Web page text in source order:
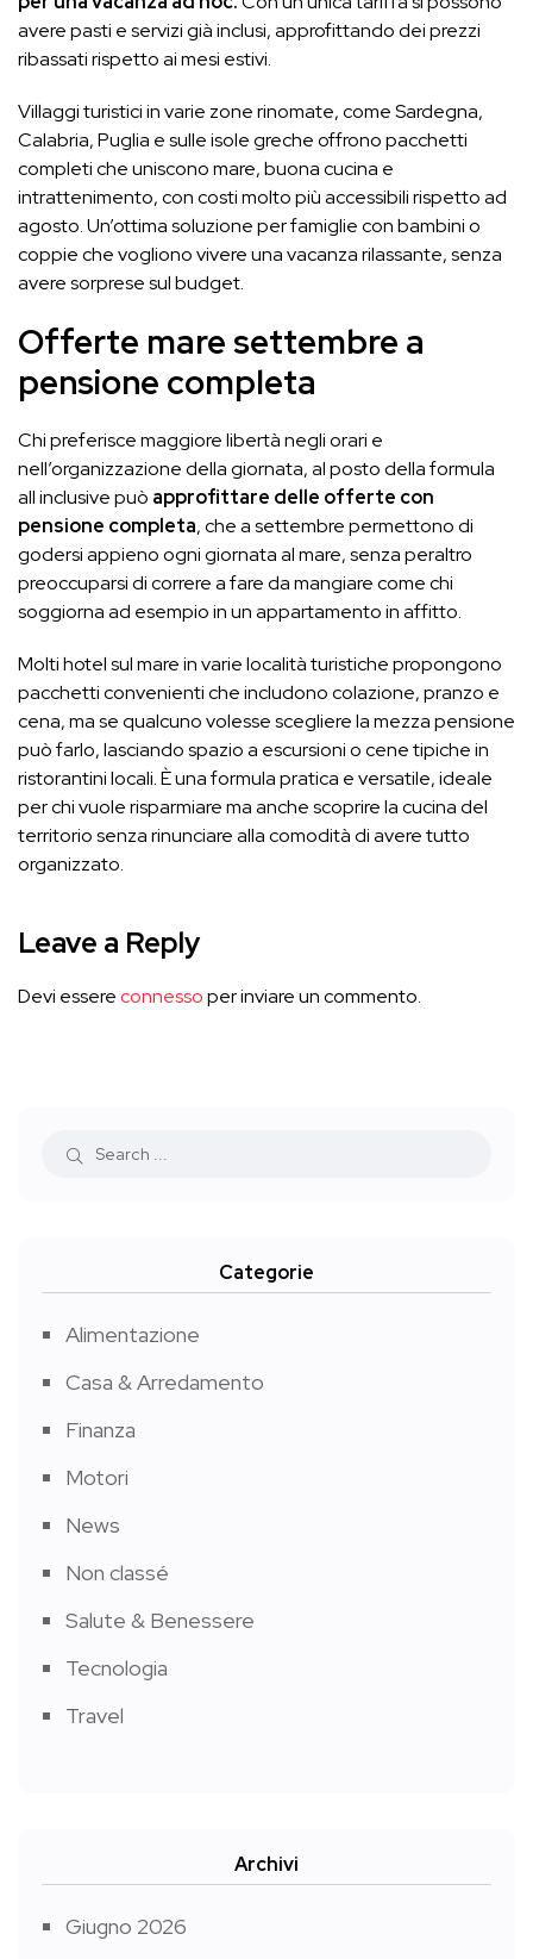
avere pasti e servizi già inclusi, approfittando dei prezzi
ribassati rispetto ai mesi estivi.
Villaggi turistici in varie zone rinomate, come Sardegna,
Calabria, Puglia e sulle isole greche offrono pacchetti
completi che uniscono mare, buona cucina e
intrattenimento, con costi molto più accessibili rispetto ad
agosto. Un’ottima soluzione per famiglie con bambini o
coppie che vogliono vivere una vacanza rilassante, senza
avere sorprese sul budget.
Offerte mare settembre a
pensione completa
Chi preferisce maggiore libertà negli orari e
nell’organizzazione della giornata, al posto della formula
all inclusive può approfittare delle offerte con
pensione completa, che a settembre permettono di
godersi appieno ogni giornata al mare, senza peraltro
preoccuparsi di correre a fare da mangiare come chi
soggiorna ad esempio in un appartamento in affitto.
Molti hotel sul mare in varie località turistiche propongono
pacchetti convenienti che includono colazione, pranzo e
cena, ma se qualcuno volesse scegliere la mezza pensione
può farlo, lasciando spazio a escursioni o cene tipiche in
ristorantini locali. È una formula pratica e versatile, ideale
per chi vuole risparmiare ma anche scoprire la cucina del
territorio senza rinunciare alla comodità di avere tutto
organizzato.
Leave a Reply
Devi essereconnessoper inviare un commento.
Categorie
Alimentazione
Casa & Arredamento
Finanza
Motori
News
Non classé
Salute & Benessere
Tecnologia
Travel
Archivi
Giugno 2026